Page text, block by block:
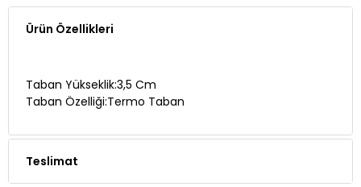
Ürün Özellikleri
Taban Yükseklik:3,5 Cm
Taban Özelliği:Termo Taban
Teslimat